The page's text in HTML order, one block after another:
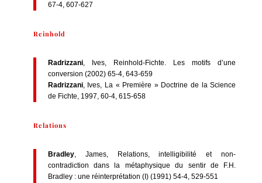
67-4, 607-627
Reinhold
Radrizzani, Ives, Reinhold-Fichte. Les motifs d’une
conversion (2002) 65-4, 643-659
Radrizzani, Ives, La « Première » Doctrine de la Science
de Fichte, 1997, 60-4, 615-658
Relations
Bradley, James, Relations, intelligibilité et non-
contradiction dans la métaphysique du sentir de F.H.
Bradley : une réinterprétation (I) (1991) 54-4, 529-551